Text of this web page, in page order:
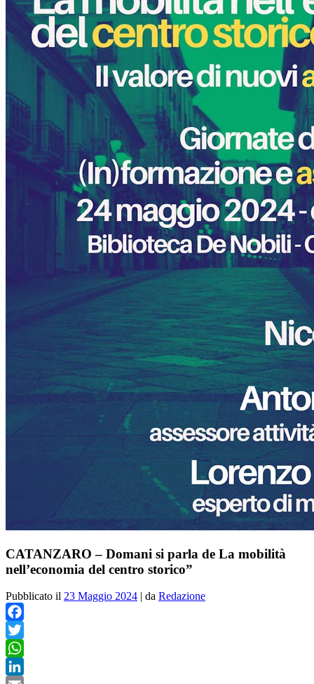
CATANZARO – Domani si parla de La mobilità
nell’economia del centro storico”
Pubblicato il 23 Maggio 2024 | da Redazione
Facebook
Twitter
WhatsApp